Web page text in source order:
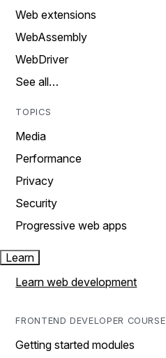
Web extensions
WebAssembly
WebDriver
See all…
TOPICS
Media
Performance
Privacy
Security
Progressive web apps
Learn
Learn web development
FRONTEND DEVELOPER COURSE
Getting started modules